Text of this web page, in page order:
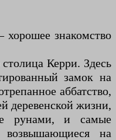
знакомство
Керри. Здесь
замок на
аббатство,
деревенской жизни,
рунами, и самые
на